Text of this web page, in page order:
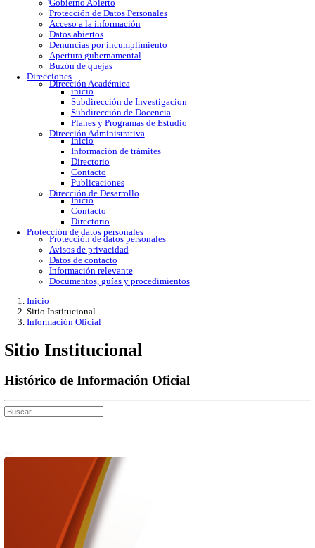
Egresados
Proceso de titulación
Bolsa de trabajo
Experiencia Universitaria
Cultura, Arte y Deporte
Emprendimiento
CETI por el mundo
Proyectos
Docentes
Formación docente (PROFORCOD)
Evaluación Integral Docente
Programa de formación continua
Programa de estímulos de desempeño docente
Convocatorias
Transparencia
Gobierno Abierto
Protección de Datos Personales
Acceso a la información
Datos abiertos
Denuncias por incumplimiento
Apertura gubernamental
Buzón de quejas
Direcciones
Subdirección de Investigacion
Subdirección de Docencia
Planes y Programas de Estudio
Dirección Administrativa
Información de trámites
Contacto
Publicaciones
Directorio
Protección de datos personales
Protección de datos personales
Avisos de privacidad
Datos de contacto
Información relevante
Documentos, guías y procedimientos